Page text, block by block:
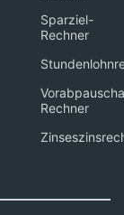
Sparziel-
Rechner
Rechner